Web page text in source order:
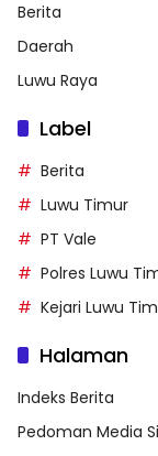
Berita
Daerah
Luwu Raya
Label
Berita
Luwu Timur
PT Vale
Polres Luwu
Kejari Luwu
Halaman
Indeks Berita
Pedoman Media